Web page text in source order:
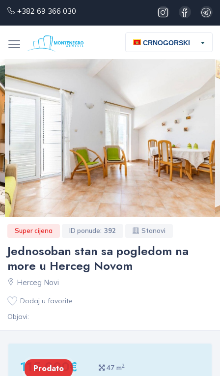
+382 69 366 030
CRNOGORSKI
Super cijena ID ponude: 392 Stanovi
Jednosoban stan sa pogledom na
more u Herceg Novom
Herceg Novi
Dodaj u favorite
Objavi:
115 000€
Prodato 47 m2